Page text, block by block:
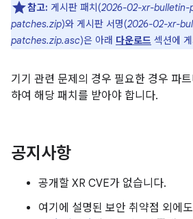
참고: 게시판 패치(2026-02-xr-
patches.zip)와 게시판 서명(2026-02-xr-
patches.zip.asc)은 아래 다운로드 섹션에
기기 관련 문제의 경우 필요한 경우 파
하여 해당 패치를 받아야 합니다.
공지사항
공개할 XR CVE가 없습니다.
여기에 설명된 보안 취약점 외에도